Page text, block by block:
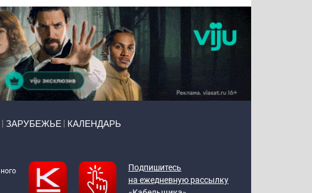
ЗАРУБЕЖЬЕ КАЛЕНДАРЬ
Подпишитесь
на ежедневную рассылку